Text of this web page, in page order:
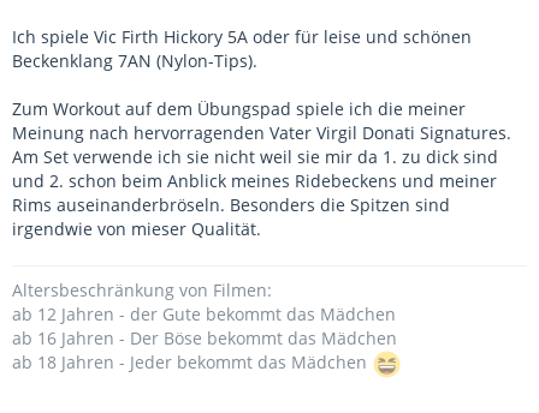
Ich spiele Vic Firth Hickory 5A oder für leise und schönen
Beckenklang 7AN (Nylon-Tips).
Zum Workout auf dem Übungspad spiele ich die meiner
Meinung nach hervorragenden Vater Virgil Donati Signatures.
Am Set verwende ich sie nicht weil sie mir da 1. zu dick sind
und 2. schon beim Anblick meines Ridebeckens und meiner
Rims auseinanderbröseln. Besonders die Spitzen sind
irgendwie von mieser Qualität.
Altersbeschränkung von Filmen:
ab 12 Jahren - der Gute bekommt das Mädchen
ab 16 Jahren - Der Böse bekommt das Mädchen
ab 18 Jahren - Jeder bekommt das Mädchen